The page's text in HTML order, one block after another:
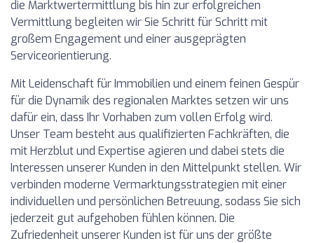
die Marktwertermittlung bis hin zur erfolgreichen
Vermittlung begleiten wir Sie Schritt für Schritt mit
großem Engagement und einer ausgeprägten
Serviceorientierung.
Mit Leidenschaft für Immobilien und einem feinen Gespür
für die Dynamik des regionalen Marktes setzen wir uns
dafür ein, dass Ihr Vorhaben zum vollen Erfolg wird.
Unser Team besteht aus qualifizierten Fachkräften, die
mit Herzblut und Expertise agieren und dabei stets die
Interessen unserer Kunden in den Mittelpunkt stellen. Wir
verbinden moderne Vermarktungsstrategien mit einer
individuellen und persönlichen Betreuung, sodass Sie sich
jederzeit gut aufgehoben fühlen können. Die
Zufriedenheit unserer Kunden ist für uns der größte